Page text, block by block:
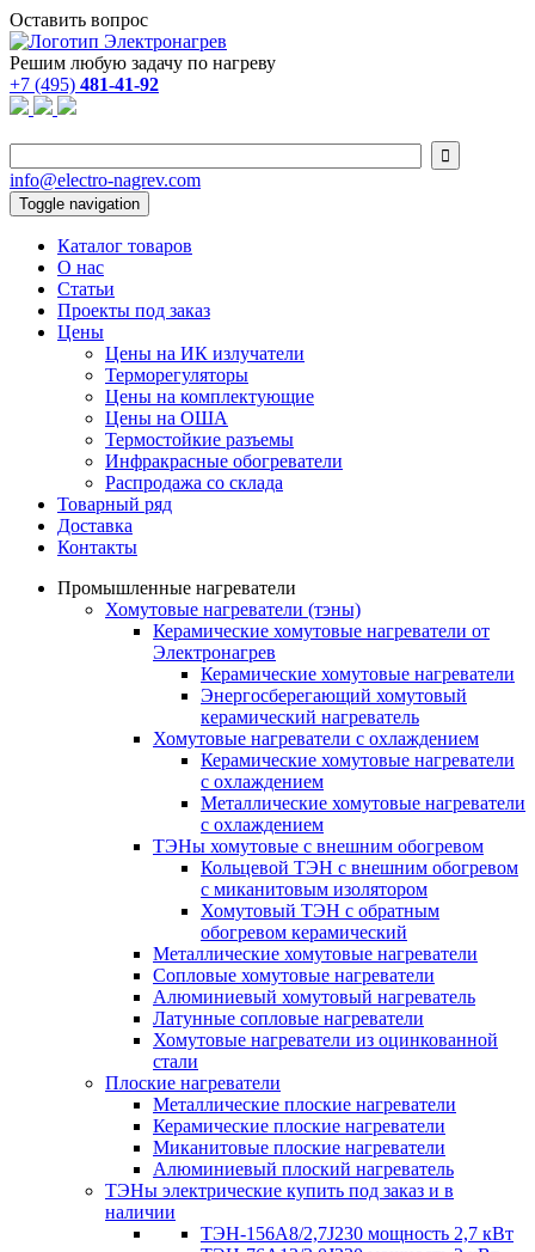
Оставить вопрос
Решим любую задачу по нагреву
+7 (495) 481-41-92

info@electro-nagrev.com
Toggle navigation
Каталог товаров
О нас
Статьи
Проекты под заказ
Цены
Цены на ИК излучатели
Терморегуляторы
Цены на комплектующие
Цены на ОША
Термостойкие разъемы
Инфракрасные обогреватели
Распродажа со склада
Товарный ряд
Доставка
Контакты
Промышленные нагреватели
Хомутовые нагреватели (тэны)
Керамические хомутовые нагреватели от
Электронагрев
Керамические хомутовые нагреватели
Энергосберегающий хомутовый
керамический нагреватель
Хомутовые нагреватели с охлаждением
Керамические хомутовые нагреватели
с охлаждением
Металлические хомутовые нагреватели
с охлаждением
ТЭНы хомутовые с внешним обогревом
Кольцевой ТЭН с внешним обогревом
с миканитовым изолятором
Хомутовый ТЭН с обратным
обогревом керамический
Металлические хомутовые нагреватели
Сопловые хомутовые нагреватели
Алюминиевый хомутовый нагреватель
Латунные сопловые нагреватели
Хомутовые нагреватели из оцинкованной
стали
Плоские нагреватели
Металлические плоские нагреватели
Керамические плоские нагреватели
Миканитовые плоские нагреватели
Алюминиевый плоский нагреватель
ТЭНы электрические купить под заказ и в
наличии
ТЭН-156А8/2,7J230 мощность 2,7 кВт